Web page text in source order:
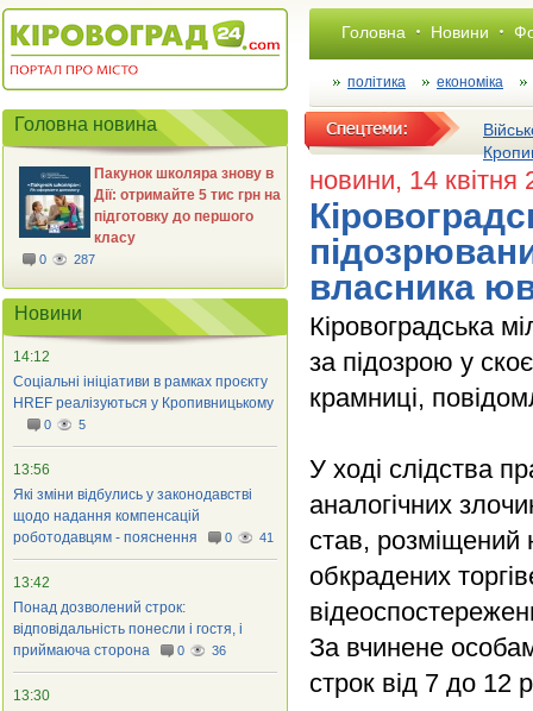
Головна Новини
політика економіка
новини, 14 квітня
власника
Кіровоградська
за підозрою у
крамниці,
У ході слідства
аналогічних
став, розміщений
обкрадених
За вчинене
строк від 7 до 12
Головна новина
Пакунок школяра знову в
Дії: отримайте 5 тис грн на
підготовку до першого
класу
0 287
Новини
14:12
Соціальні ініціативи в рамках проєкту
HREF реалізуються у Кропивницькому
0 5
13:56
Які зміни відбулись у законодавстві
щодо надання компенсацій
роботодавцям - пояснення
0 41
13:42
Понад дозволений строк:
відповідальність понесли і гостя, і
приймаюча сторона
0 36
13:30